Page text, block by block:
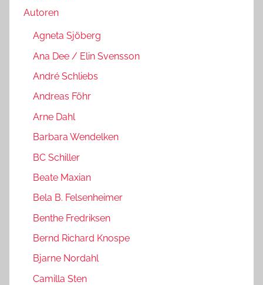
Autoren
Agneta Sjöberg
Ana Dee / Elin Svensson
André Schliebs
Andreas Föhr
Arne Dahl
Barbara Wendelken
BC Schiller
Beate Maxian
Bela B. Felsenheimer
Benthe Fredriksen
Bernd Richard Knospe
Bjarne Nordahl
Camilla Sten